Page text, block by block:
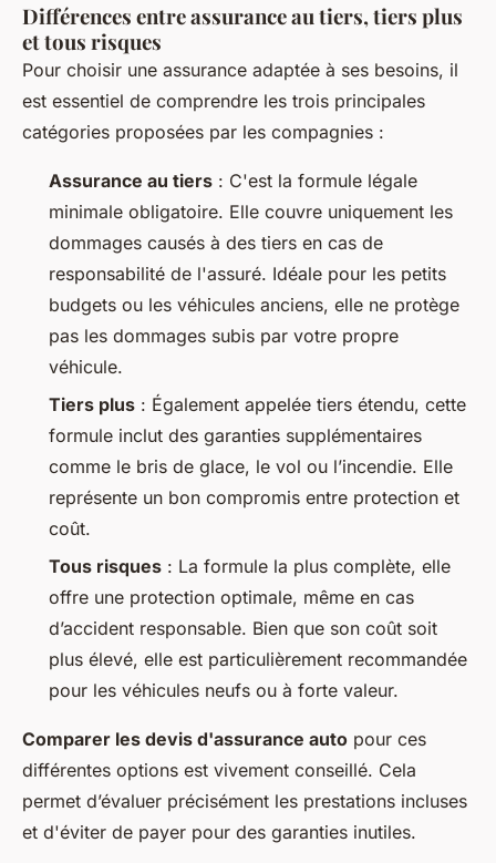
Différences entre assurance au tiers, tiers plus
et tous risques
Pour choisir une assurance adaptée à ses besoins, il
est essentiel de comprendre les trois principales
catégories proposées par les compagnies :
Assurance au tiers : C'est la formule légale
minimale obligatoire. Elle couvre uniquement les
dommages causés à des tiers en cas de
responsabilité de l'assuré. Idéale pour les petits
budgets ou les véhicules anciens, elle ne protège
pas les dommages subis par votre propre
véhicule.
Tiers plus : Également appelée tiers étendu, cette
formule inclut des garanties supplémentaires
comme le bris de glace, le vol ou l’incendie. Elle
représente un bon compromis entre protection et
coût.
Tous risques : La formule la plus complète, elle
offre une protection optimale, même en cas
d’accident responsable. Bien que son coût soit
plus élevé, elle est particulièrement recommandée
pour les véhicules neufs ou à forte valeur.
Comparer les devis d'assurance auto pour ces
différentes options est vivement conseillé. Cela
permet d’évaluer précisément les prestations incluses
et d'éviter de payer pour des garanties inutiles.